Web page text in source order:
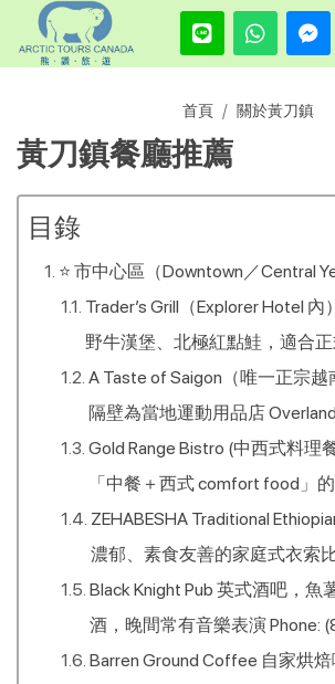
首頁 關於黃刀鎮
黃刀鎮餐廳推薦
目錄
⭐ 市中心區（Downtown／Central
Trader’s Grill（Explorer Hotel 內
野牛漢堡、北極紅點鮭，適合
Phone: (867) 873-3474
A Taste of Saigon（唯一正宗越
隔壁為當地運動用品店
✨ 越南河粉、炒飯、春捲，平
Phone: 867-873-9777 📍4910
Gold Range Bistro (中西式料理
「中餐＋西式 comfort food」
例如中式炒飯、粥、燴菜，同
餅、漢堡、歐姆蛋等西式餐點
大，被不少旅客與在地人讚為
值」。 Phone: (867) 873-
St (遊客中心對面小餐館)
ZEHABESHA Traditional
濃郁、素食友善的家庭式衣索
Phone: (867) 873-6400
Black Knight Pub 英式酒吧，魚
酒，晚間常有音樂表演 Phone:
4041 📍4910 49th St
Barren Ground Coffee 自家烘